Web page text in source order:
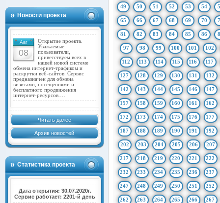
Новости проекта
Авг
08
Открытие проекта.
Уважаемые
пользователи,
приветствуем всех в
нашей новой системе
обмена интернет-трафиком и
раскрутки веб-сайтов. Сервис
предназначен для обмена
визитами, посещениями и
бесплатного продвижения
интернет-ресурсов.…
Читать далее
Архив новостей
Статистика проекта
Дата открытия: 30.07.2020г.
Сервис работает: 2201-й день
49 50 51 52 53 54
65 66 67 68 69 70
81 82 83 84 85 86
97 98 99 100 101 102
112 113 114 115 116 117
127 128 129 130 131 132
142 143 144 145 146 147
157 158 159 160 161 162
172 173 174 175 176 177
187 188 189 190 191 192
202 203 204 205 206 207
217 218 219 220 221 222
232 233 234 235 236 237
247 248 249 250 251 252
262 263 264 265 266 267